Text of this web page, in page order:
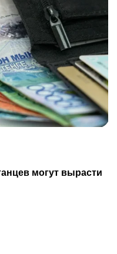
могут вырасти